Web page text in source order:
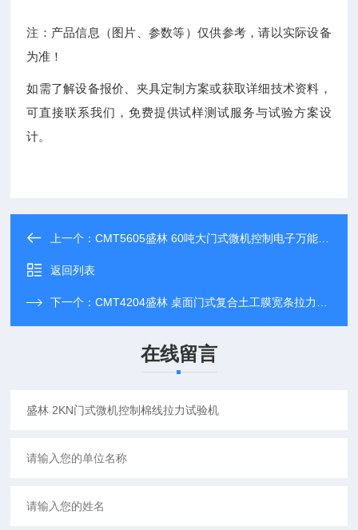
注：产品信息（图片、参数等）仅供参考，请以实际设备
为准！
如需了解设备报价、夹具定制方案或获取详细技术资料，
可直接联系我们，免费提供试样测试服务与试验方案设
计。
上一个：CMT5605盛林 60吨大门式微机控制电子万能试验机
返回列表
下一个：CMT4204盛林 桌面门式复合土工膜宽条拉力试验机
在线留言